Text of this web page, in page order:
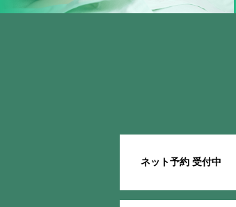
ネット予約 受付中